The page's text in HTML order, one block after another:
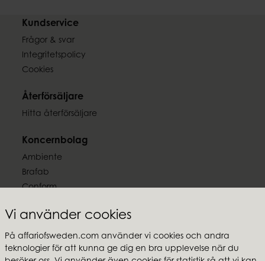
Vi använder cookies
På affariofsweden.com använder vi cookies och andra
teknologier för att kunna ge dig en bra upplevelse när du
Kundservice
Frågor & svar
Integritetspolicy
Cookies
Återförsäljare
Hitta återförsäljare
Koncernbolag
Ambiente
Brafab
Conform
MTI
Följ oss